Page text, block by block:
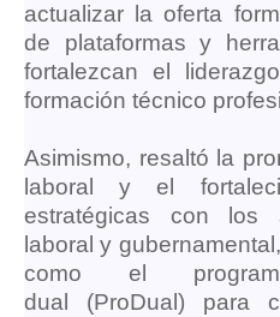
actualizar la oferta
de plataformas y
fortalezcan el
formación técnico
Asimismo, resaltó la
laboral y el
estratégicas con los
laboral y
como el
dual
(ProDual) para